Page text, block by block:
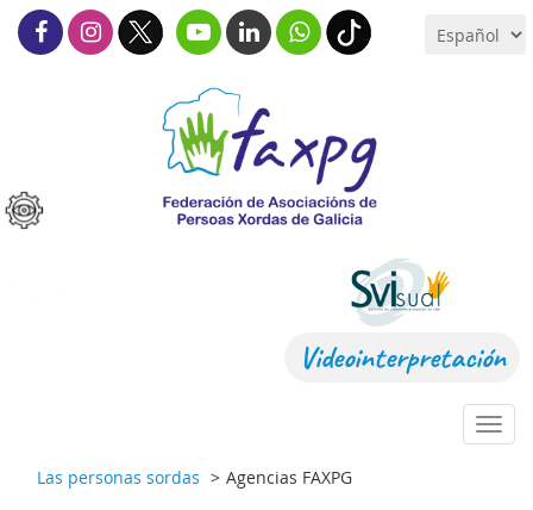
Videointerpretación
Las personas sordas
Agencias FAXPG